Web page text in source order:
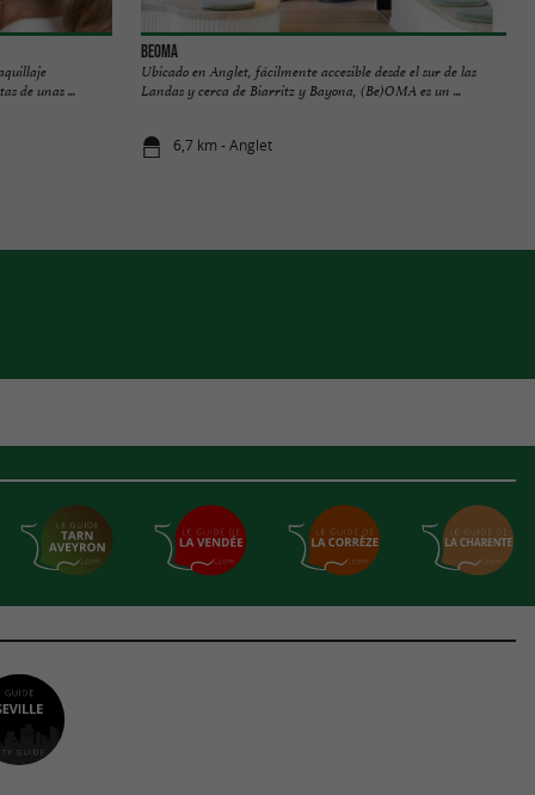
de unas ...
BEOMA
Ubicado en Anglet, fácilmente accesible desde el sur de las
Landas y cerca de Biarritz y Bayona, (Be)OMA es un ...
6,7 km - Anglet